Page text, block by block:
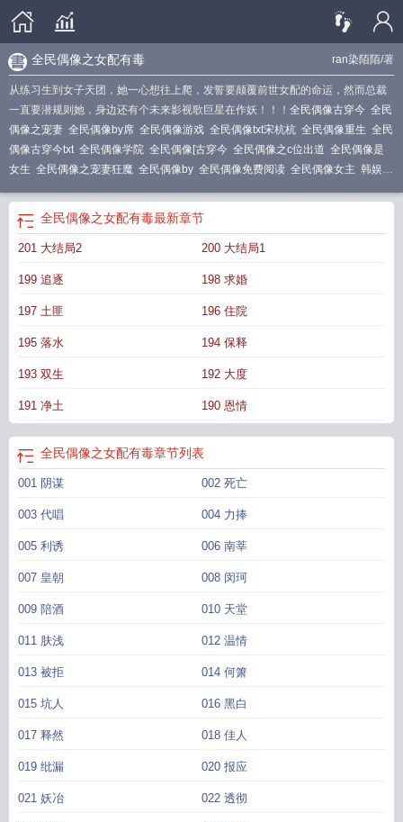
ran染陌陌/著
全民偶像之女配有毒
从练习生到女子天团，她一心想往上爬，发誓要颠覆前世女配的命运，然而总裁
一直要潜规则她，身边还有个未来影视歌巨星在作妖！！！ 全民偶像古穿今 全民
偶像之宠妻 全民偶像by席 全民偶像游戏 全民偶像txt宋杭杭 全民偶像重生 全民
偶像古穿今txt 全民偶像学院 全民偶像[古穿今 全民偶像之c位出道 全民偶像是
女生 全民偶像之宠妻狂魔 全民偶像by 全民偶像免费阅读 全民偶像女主 韩娱之
全民偶像练习生 全民偶像免费 全民偶像是我老攻免费
全民偶像之女配有毒最新章节
201 大结局2 200 大结局1
199 追逐 198 求婚
197 土匪 196 住院
195 落水 194 保释
193 双生 192 大度
191 净土 190 恩情
全民偶像之女配有毒章节列表
001 阴谋 002 死亡
003 代唱 004 力捧
005 利诱 006 南莘
007 皇朝 008 闵珂
009 陪酒 010 天堂
011 肤浅 012 温情
013 被拒 014 何箫
015 坑人 016 黑白
017 释然 018 佳人
019 纰漏 020 报应
021 妖冶 022 透彻